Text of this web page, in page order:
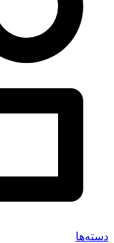
دسته‌ها